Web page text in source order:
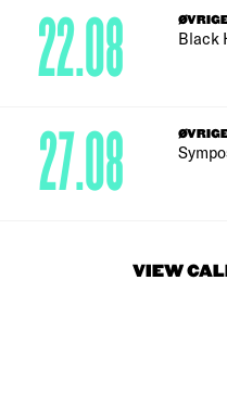
Black
22.08
27.08
VIEW